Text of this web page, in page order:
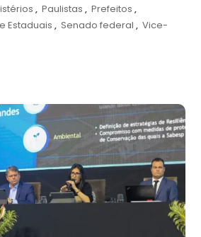
, Paulistas , Prefeitos ,
Estaduais , Senado federal , Vice-